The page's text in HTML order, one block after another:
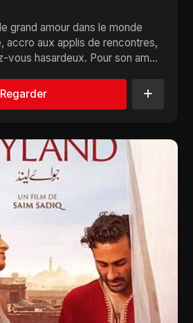
grand amour dans le monde
accro aux applis de rencontres,
vous hasardeux. Pour son am...
Regarder